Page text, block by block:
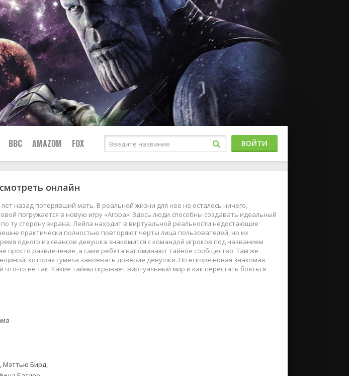
Ужасы
Военные
Семейные
Спортивные
Вестерны
Фэнтези
BBC AMAZOM FOX ВОЙТИ
онлайн
назад потерявший мать. В реальной жизни для нее не осталось ничего,
погружается в новую игру «Агора». Здесь люди способны создавать идеальный
ту сторону экрана. Лейла находит в виртуальной реальности недостающие
практически полностью повторяют черты лица пользователей, но их
одного из сеансов девушка знакомится с командой игроков под названием
просто развлечение, а сами ребята напоминают тайное сообщество. Там же
которая сумела завоевать доверие девушки. Но вскоре новая знакомая
что-то не так. Какие тайны скрывает виртуальный мир и как перестать бояться
Мэттью Бирд,